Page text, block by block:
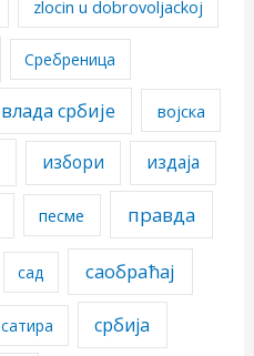
zlocin u dobrovoljackoj
Сребреница
влада србије војска
избори издаја
песме правда
сад саобраћај
сатира србија